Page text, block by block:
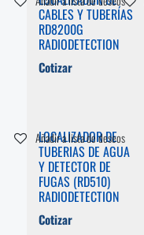
CABLES Y TUBERÍAS
RD8200G
RADIODETECTION
Cotizar
LOCALIZADOR DE
TUBERIAS DE AGUA
Y DETECTOR DE
FUGAS (RD510)
RADIODETECTION
Cotizar
Añadir a lista de deseos